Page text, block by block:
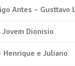
Antes – Gusttavo
Dionisio
Henrique e Juliano